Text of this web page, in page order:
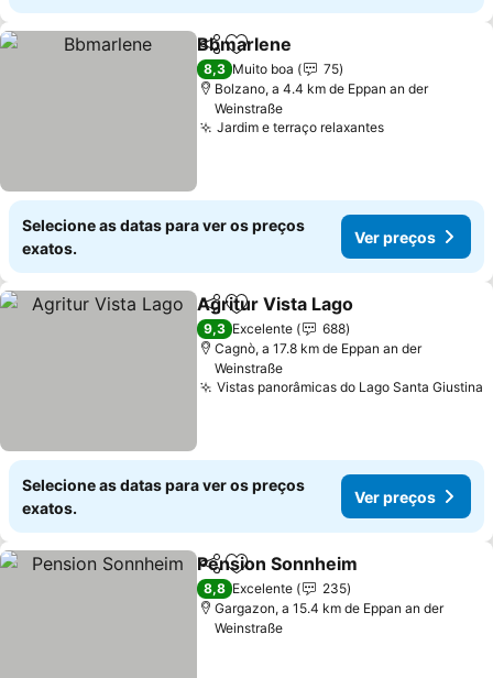
PartilharAdicionar aos favoritos
Bbmarlene
8,3 Muito boa
75
Bolzano, a 4.4 km de Eppan an der
Weinstraße
Jardim e terraço relaxantesVer preços
Selecione as datas para ver os preços
exatos.
Ver preços
PartilharAdicionar aos favoritos
Agritur Vista Lago
9,3 Excelente
688
Cagnò, a 17.8 km de Eppan an der
Weinstraße
Vistas panorâmicas do Lago Santa Giustina
Selecione as datas para ver os preços
exatos.
Ver preços
PartilharAdicionar aos favoritos
Pension Sonnheim
8,8 Excelente
235
Gargazon, a 15.4 km de Eppan an der
Weinstraße